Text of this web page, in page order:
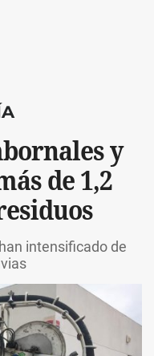
y
de 1,2
intensificado de